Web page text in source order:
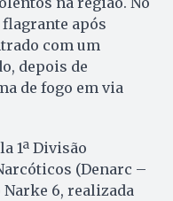
após
com um
depois de
de fogo em via
1ª Divisão
(Denarc –
Narke 6, realizada